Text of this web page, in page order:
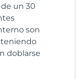
un 30
son
doblarse